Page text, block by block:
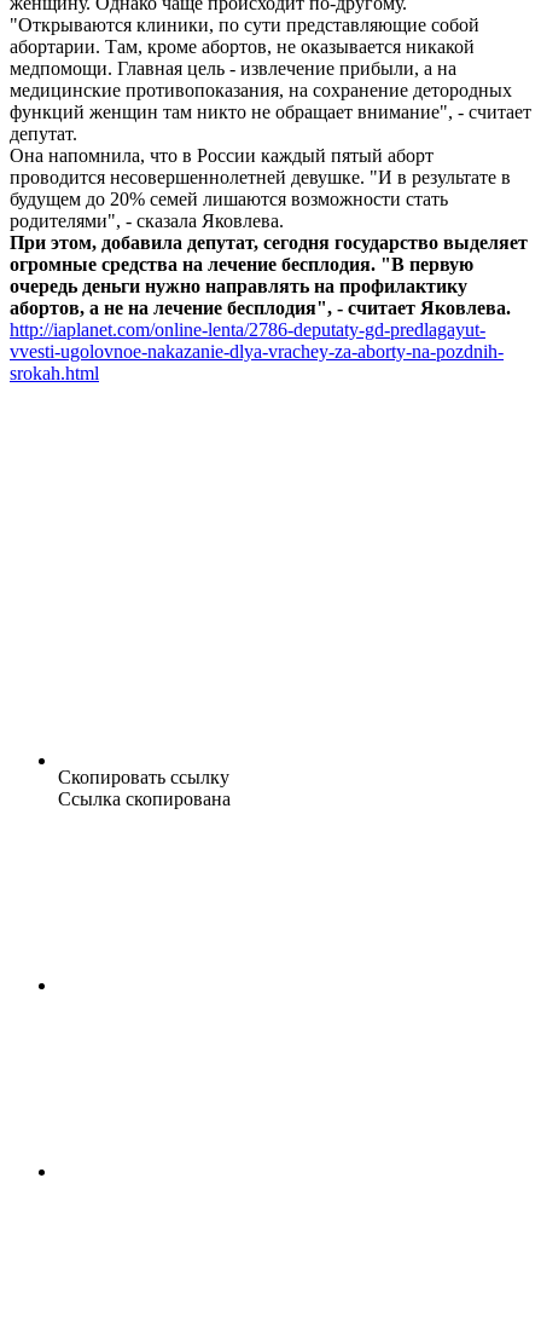
"Открываются клиники, по сути представляющие собой
абортарии. Там, кроме абортов, не оказывается никакой
медпомощи. Главная цель - извлечение прибыли, а на
медицинские противопоказания, на сохранение детородных
функций женщин там никто не обращает внимание", - считает
депутат.
Она напомнила, что в России каждый пятый аборт
проводится несовершеннолетней девушке. "И в результате в
будущем до 20% семей лишаются возможности стать
родителями", - сказала Яковлева.
При этом, добавила депутат, сегодня государство выделяет
огромные средства на лечение бесплодия. "В первую
очередь деньги нужно направлять на профилактику
абортов, а не на лечение бесплодия", - считает Яковлева.
http://iaplanet.com/online-lenta/2786-deputaty-gd-predlagayut-
vvesti-ugolovnoe-nakazanie-dlya-vrachey-za-aborty-na-pozdnih-
srokah.html
Скопировать ссылку
Ссылка скопирована